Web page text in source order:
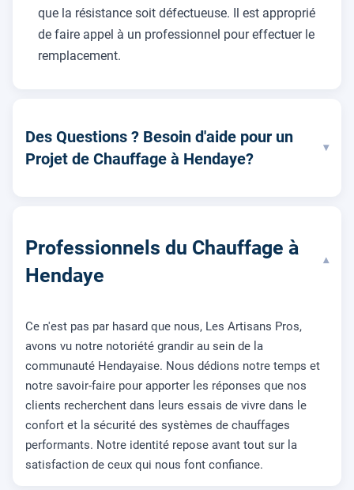
que la résistance soit défectueuse. Il est approprié
de faire appel à un professionnel pour effectuer le
remplacement.
Des Questions ? Besoin d'aide pour un
Projet de Chauffage à Hendaye?
▾
Professionnels du Chauffage à
Hendaye
▾
Ce n'est pas par hasard que nous, Les Artisans Pros,
avons vu notre notoriété grandir au sein de la
communauté Hendayaise. Nous dédions notre temps et
notre savoir-faire pour apporter les réponses que nos
clients recherchent dans leurs essais de vivre dans le
confort et la sécurité des systèmes de chauffages
performants. Notre identité repose avant tout sur la
satisfaction de ceux qui nous font confiance.